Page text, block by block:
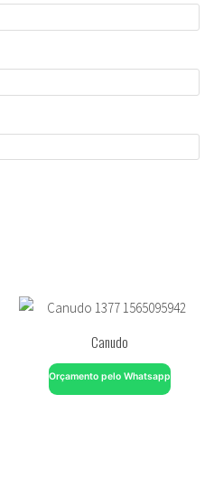
Canudo
Orçamento pelo Whatsapp